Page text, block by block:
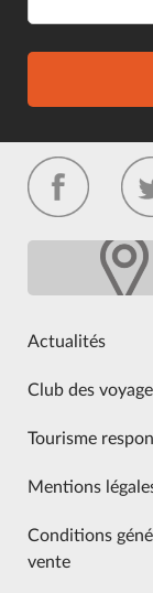
Actualités
Club des
Tourisme
Mentions
Conditions
vente